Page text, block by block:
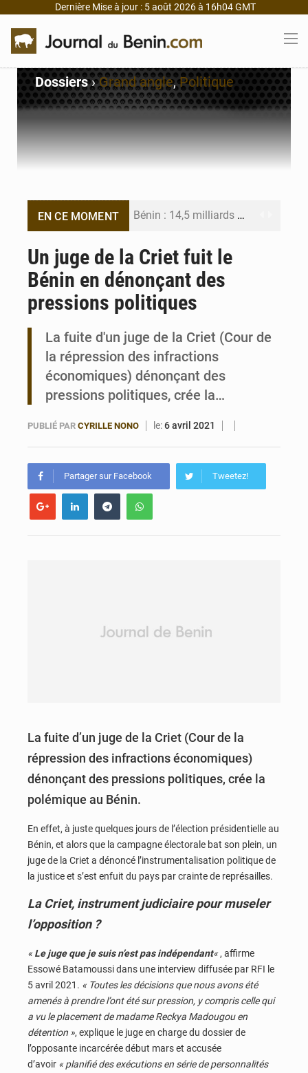
Dernière Mise à jour : 5 août 2026 à 16h04 GMT
Dossiers›Grand angle,Politique
EN CE MOMENT Bénin : 14,5 milliards de dollars pour faire de la CDN 3.0 un bouclier économique
Noyade tragique à Kalalé : 2 enfants perdent la vie à Gawézi
Un juge de la Criet fuit le
Bénin en dénonçant des
pressions politiques
La fuite d'un juge de la Criet (Cour de
la répression des infractions
économiques) dénonçant des
pressions politiques, crée la…
PUBLIÉ PAR CYRILLE NONO le:6 avril 2021
Partager sur Facebook Tweetez!
La fuite d’un juge de la Criet (Cour de la
répression des infractions économiques)
dénonçant des pressions politiques, crée la
polémique au Bénin.
En effet, à juste quelques jours de l’élection présidentielle au
Bénin, et alors que la campagne électorale bat son plein, un
juge de la Criet a dénoncé l’instrumentalisation politique de
la justice et s’est enfuit du pays par crainte de représailles.
La Criet, instrument judiciaire pour museler
l’opposition ?
«Le juge que je suis n’est pas indépendant«, affirme
Essowé Batamoussi dans une interview diffusée par RFI le
5 avril 2021. « Toutes les décisions que nous avons été
amenés à prendre l’ont été sur pression, y compris celle qui
a vu le placement de madame Reckya Madougou en
détention », explique le juge en charge du dossier de
l’opposante incarcérée début mars et accusée
d’avoir « planifié des exécutions en série de personnalités